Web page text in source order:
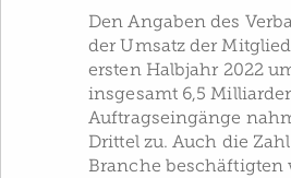
Den Angaben des
der Umsatz der
ersten Halbjahr 2022
insgesamt 6,5
Auftragseingänge
Drittel zu. Auch die
Branche beschäftigten